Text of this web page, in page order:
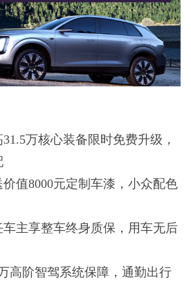
万核心装备限时免费升级，
价值8000元定制车漆，小众配色
车主享整车终身质保，用车无后
高阶智驾系统保障，通勤出行